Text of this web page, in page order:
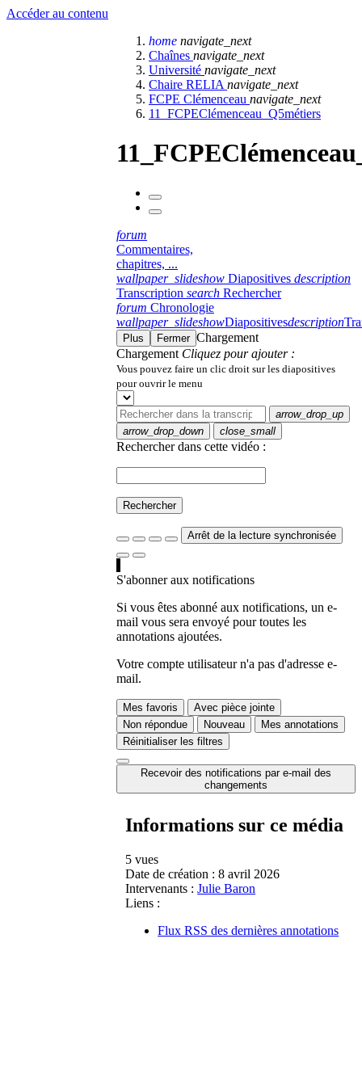
Accéder au contenu
home navigate_next
Chaînes navigate_next
Université navigate_next
Chaire RELIA navigate_next
FCPE Clémenceau navigate_next
11_FCPEClémenceau_Q5métiers
forum
Commentaires,
chapitres, ...
wallpaper_slideshow Diapositives description
Transcription search Rechercher
forum Chronologie
wallpaper_slideshowDiapositivesdescription
Plus Fermer Chargement
Chargement Cliquez pour ajouter :
Vous pouvez faire un clic droit sur les diapositives
pour ouvrir le menu
arrow_drop_up
arrow_drop_down
close_small
Rechercher dans cette vidéo :
Rechercher
Arrêt de la lecture synchronisée
S'abonner aux notifications
Si vous êtes abonné aux notifications, un e-
mail vous sera envoyé pour toutes les
annotations ajoutées.
Votre compte utilisateur n'a pas d'adresse e-
mail.
Mes favoris
Avec pièce jointe
Non répondue
Nouveau
Mes annotations
Réinitialiser les filtres
Recevoir des notifications par e-mail des
changements
Informations sur ce média
5 vues
Date de création : 8 avril 2026
Intervenants : Julie Baron
Liens :
Flux RSS des dernières annotations